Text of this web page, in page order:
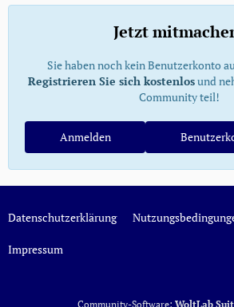
Jetzt
Sie haben noch kein Benutzerkonto
Registrieren Sie sich kostenlosund
Community teil!
Anmelden
Datenschutzerklärung
Impressum
Community-Software: WoltLab